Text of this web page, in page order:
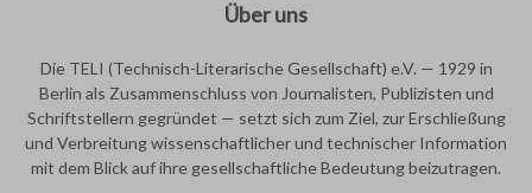
Über uns
Die TELI (Technisch-Literarische Gesellschaft) e.V. — 1929 in
Berlin als Zusammenschluss von Journalisten, Publizisten und
Schriftstellern gegründet — setzt sich zum Ziel, zur Erschließung
und Verbreitung wissenschaftlicher und technischer Information
mit dem Blick auf ihre gesellschaftliche Bedeutung beizutragen.